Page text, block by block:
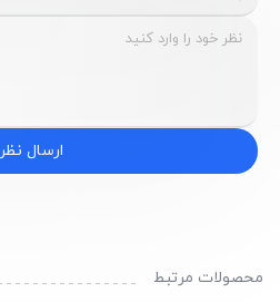
ارسال نظر
محصولات مرتبط